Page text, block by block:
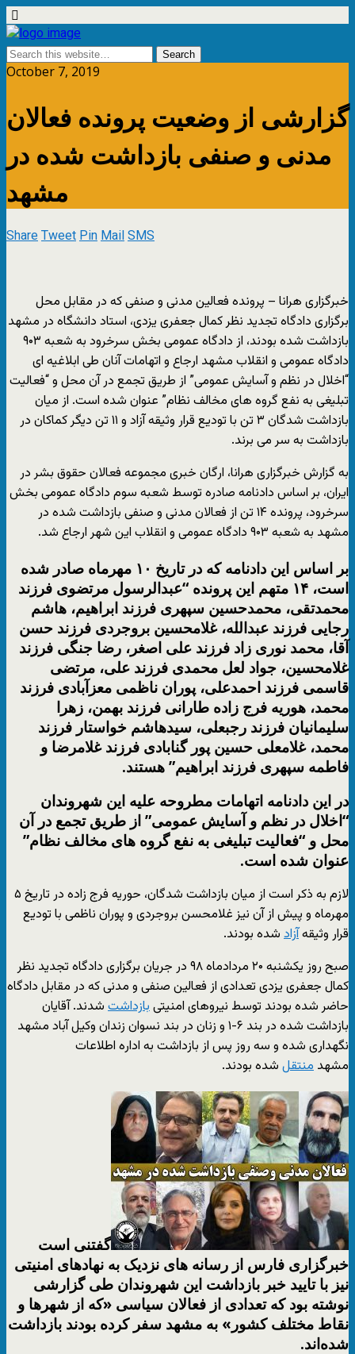
October 7, 2019
گزارشی از وضعیت پرونده فعالان
مدنی و صنفی بازداشت شده در
مشهد
ShareTweetPinMailSMS
خبرگزاری هرانا – پرونده فعالین مدنی و صنفی که در مقابل محل
برگزاری دادگاه تجدید نظر کمال جعفری یزدی، استاد دانشگاه در مشهد
بازداشت شده بودند، از دادگاه عمومی بخش سرخرود به شعبه ۹۰۳
دادگاه عمومی و انقلاب مشهد ارجاع و اتهامات آنان طی ابلاغیه ای
“اخلال در نظم و آسایش عمومی” از طریق تجمع در آن محل و “فعالیت
تبلیغی به نفع گروه های مخالف نظام” عنوان شده است. از میان
بازداشت شدگان ۳ تن با تودیع قرار وثیقه آزاد و ۱۱ تن دیگر کماکان در
بازداشت به سر می برند.
به گزارش خبرگزاری هرانا، ارگان خبری مجموعه فعالان حقوق بشر در
ایران، بر اساس دادنامه صادره توسط شعبه سوم دادگاه عمومی بخش
سرخرود، پرونده ۱۴ تن از فعالان مدنی و صنفی بازداشت شده در
مشهد به شعبه ۹۰۳ دادگاه عمومی و انقلاب این شهر ارجاع شد.
بر اساس این دادنامه که در تاریخ ۱۰ مهرماه صادر شده
است، ۱۴ متهم این پرونده “عبدالرسول مرتضوی فرزند
محمدتقی، محمدحسین سپهری فرزند ابراهیم، هاشم
رجایی فرزند عبدالله، غلامحسین بروجردی فرزند حسن
آقا، محمد نوری زاد فرزند علی اصغر، رضا جنگی فرزند
غلامحسین، جواد لعل محمدی فرزند علی، مرتضی
قاسمی فرزند احمدعلی، پوران ناظمی معزآبادی فرزند
محمد، هوریه فرج زاده طارانی فرزند بهمن، زهرا
سلیمانیان فرزند رجبعلی، سیدهاشم خواستار فرزند
محمد، غلامعلی حسین پور گنابادی فرزند غلامرضا و
فاطمه سپهری فرزند ابراهیم” هستند.
در این دادنامه اتهامات مطروحه علیه این شهروندان
“اخلال در نظم و آسایش عمومی” از طریق تجمع در آن
محل و “فعالیت تبلیغی به نفع گروه های مخالف نظام”
عنوان شده است.
لازم به ذکر است از میان بازداشت شدگان، حوریه فرج زاده در تاریخ ۵
مهرماه و پیش از آن نیز غلامحسن بروجردی و پوران ناظمی با تودیع
قرار وثیقهآزاد شده بودند.
صبح روز یکشنبه ۲۰ مردادماه ۹۸ در جریان برگزاری دادگاه تجدید نظر
کمال جعفری یزدی تعدادی از فعالین صنفی و مدنی که در مقابل دادگاه
حاضر شده بودند توسط نیروهای امنیتیبازداشت شدند. آقایان
بازداشت شده در بند ۶-۱ و زنان در بند نسوان زندان وکیل آباد مشهد
نگهداری شده و سه روز پس از بازداشت به اداره اطلاعات
مشهد منتقل شده بودند.
گفتنی است
خبرگزاری فارس از رسانه های نزدیک به نهادهای امنیتی
نیز با تایید خبر بازداشت این شهروندان طی گزارشی
نوشته بود که تعدادی از فعالان سیاسی «که از شهرها و
نقاط مختلف کشور» به مشهد سفر کرده بودند بازداشت
شده‌اند.